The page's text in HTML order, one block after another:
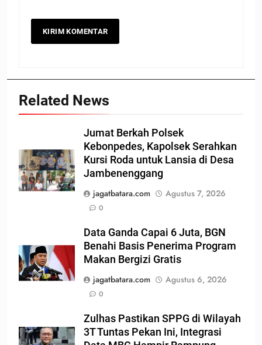
Related News
Jumat Berkah Polsek
Kebonpedes, Kapolsek Serahkan
Kursi Roda untuk Lansia di Desa
Jambenenggang
jagatbatara.com
Agustus 7, 2026
0
Data Ganda Capai 6 Juta, BGN
Benahi Basis Penerima Program
Makan Bergizi Gratis
jagatbatara.com
Agustus 6, 2026
0
Zulhas Pastikan SPPG di Wilayah
3T Tuntas Pekan Ini, Integrasi